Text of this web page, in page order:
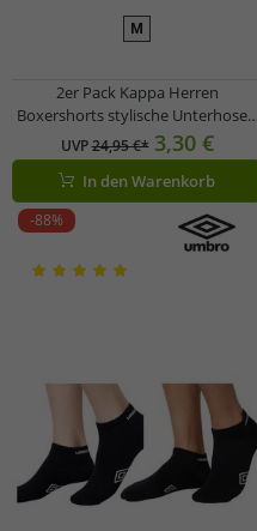
M
2er Pack Kappa Herren
Boxershorts stylische Unterhosen
351K1JW AEB Schwarz/Weiß
UVP24,95 €* 3,30 €
In den Warenkorb
-88%